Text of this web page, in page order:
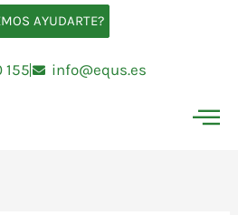
AYUDARTE?
155 info@equs.es